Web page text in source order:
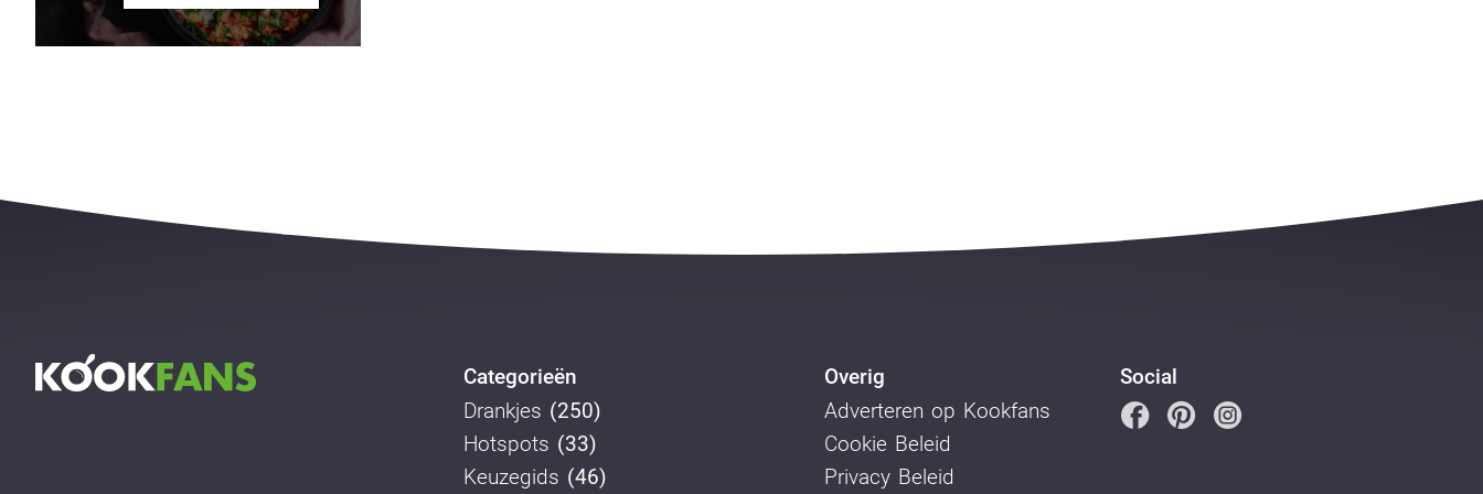
Categorieën
Drankjes (250)
Hotspots (33)
Keuzegids (46)
Overig
Adverteren op Kookfans
Cookie Beleid
Privacy Beleid
Social